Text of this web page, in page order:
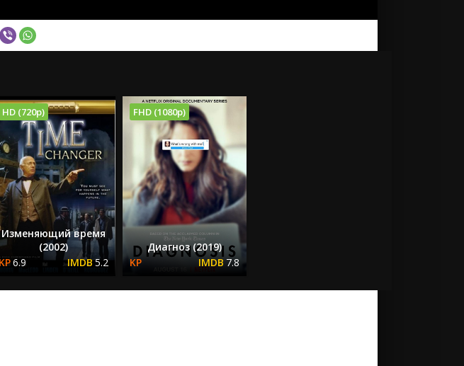
HD (720p)
Изменяющий время
(2002)
6.9
5.2
FHD (1080p)
Диагноз (2019)
7.8